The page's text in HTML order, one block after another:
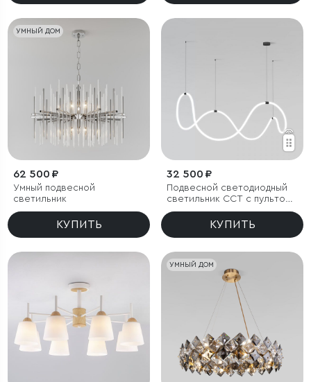
УМНЫЙ ДОМ
62 500 ₽
Умный подвесной
светильник
КУПИТЬ
32 500 ₽
Подвесной светодиодный
светильник ССТ с пультом
управления
КУПИТЬ
УМНЫЙ ДОМ